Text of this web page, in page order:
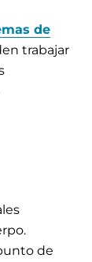
de
trabajar
de